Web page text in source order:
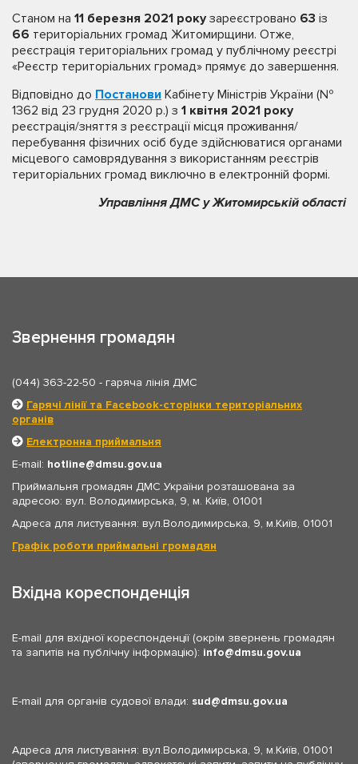
Станом на 11 березня 2021 року зареєстровано 63 із
66 територіальних громад Житомирщини. Отже,
реєстрація територіальних громад у публічному реєстрі
«Реєстр територіальних громад» прямує до завершення.
Відповідно до Постанови Кабінету Міністрів України (№
1362 від 23 грудня 2020 р.) з 1 квітня 2021 року
реєстрація/зняття з реєстрації місця проживання/
перебування фізичних осіб буде здійснюватися органами
місцевого самоврядування з використанням реєстрів
територіальних громад виключно в електронній формі.
Управління ДМС у Житомирській області
Звернення громадян
(044) 363-22-50 - гаряча лінія ДМС
Гарячі лінії та Facebook-сторінки територіальних
органів
Електронна приймальня
E-mail: hotline
dmsu.gov.ua
Приймальня громадян ДМС України розташована за
адресою: вул. Володимирська, 9, м. Київ, 01001
Адреса для листування: вул.Володимирська, 9, м.Київ, 01001
Графік роботи приймальні громадян
Вхідна кореспонденція
E-mail для вхідної кореспонденції (окрім звернень громадян
та запитів на публічну інформацію): info dmsu.gov.ua
E-mail для органів судової влади: sud dmsu.gov.ua
Адреса для листування: вул.Володимирська, 9, м.Київ, 01001